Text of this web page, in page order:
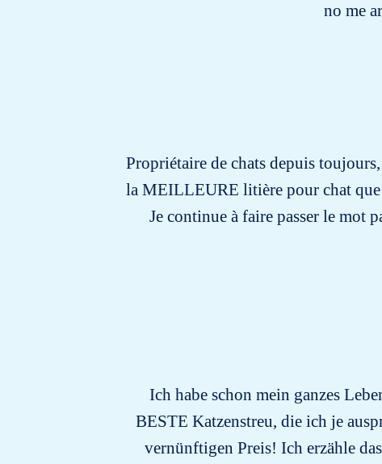
no me
Propriétaire de chats depuis
la MEILLEURE litière pour chat que
Je continue à faire passer le mot
Ich habe schon mein ganzes
BESTE Katzenstreu, die ich je
vernünftigen Preis! Ich erzähle